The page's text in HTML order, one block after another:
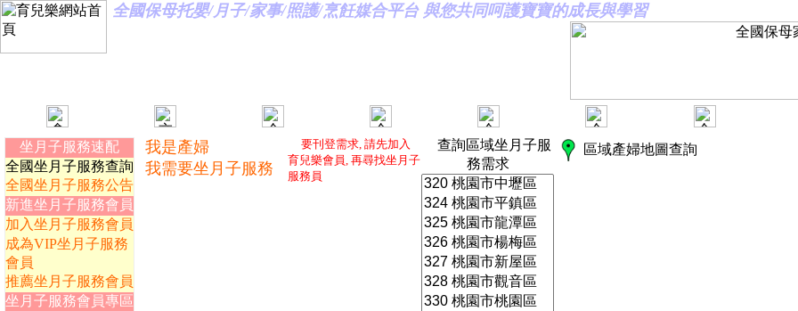
全國保母托嬰/月子/家事/照護/烹飪媒合平台 與您共同呵護寶寶的成長與學習
坐月子服務速配
全國坐月子服務查詢
全國坐月子服務公告
新進坐月子服務會員
加入坐月子服務會員
成為VIP坐月子服務
會員
推薦坐月子服務會員
坐月子服務會員專區
我是產婦
我需要坐月子服務
要刊登需求, 請先加入
育兒樂會員, 再尋找坐月子
服務員
查詢區域坐月子服
務需求
區域產婦地圖查詢